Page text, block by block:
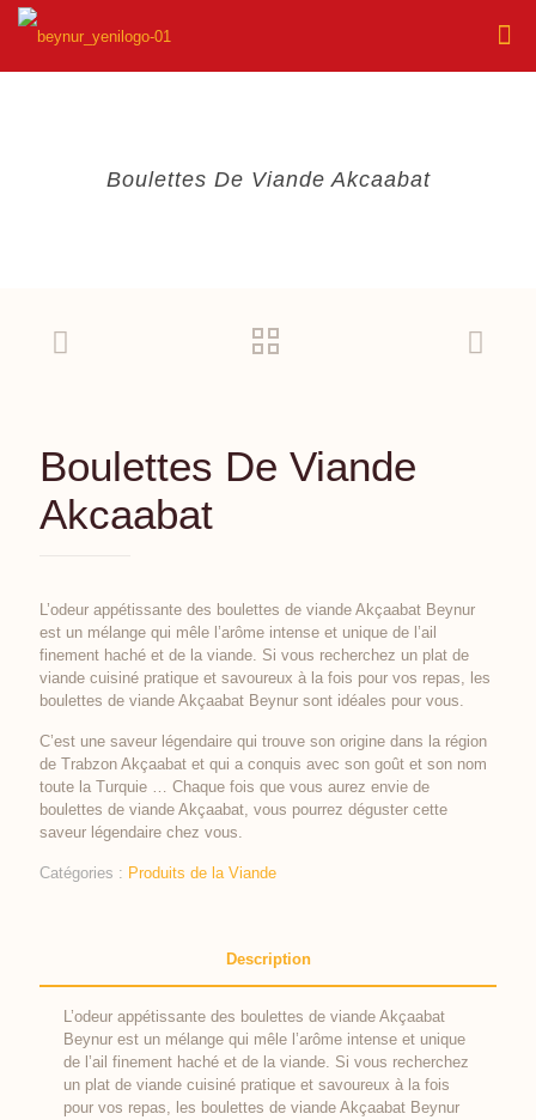
Boulettes De Viande Akcaabat
Boulettes De Viande
Akcaabat
L’odeur appétissante des boulettes de viande Akçaabat Beynur
est un mélange qui mêle l’arôme intense et unique de l’ail
finement haché et de la viande. Si vous recherchez un plat de
viande cuisiné pratique et savoureux à la fois pour vos repas, les
boulettes de viande Akçaabat Beynur sont idéales pour vous.
C’est une saveur légendaire qui trouve son origine dans la région
de Trabzon Akçaabat et qui a conquis avec son goût et son nom
toute la Turquie … Chaque fois que vous aurez envie de
boulettes de viande Akçaabat, vous pourrez déguster cette
saveur légendaire chez vous.
Catégories : Produits de la Viande
Description
L’odeur appétissante des boulettes de viande Akçaabat
Beynur est un mélange qui mêle l’arôme intense et unique
de l’ail finement haché et de la viande. Si vous recherchez
un plat de viande cuisiné pratique et savoureux à la fois
pour vos repas, les boulettes de viande Akçaabat Beynur